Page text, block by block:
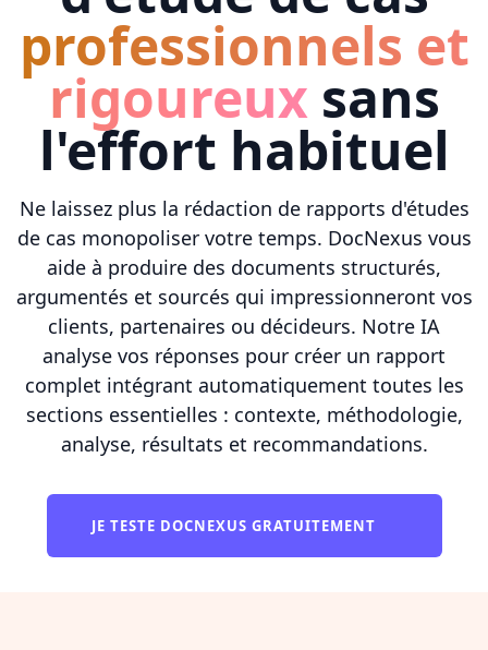
professionnels et
rigoureuxsans
l'effort habituel
Ne laissez plus la rédaction de rapports d'études
de cas monopoliser votre temps. DocNexus vous
aide à produire des documents structurés,
argumentés et sourcés qui impressionneront vos
clients, partenaires ou décideurs. Notre IA
analyse vos réponses pour créer un rapport
complet intégrant automatiquement toutes les
sections essentielles : contexte, méthodologie,
analyse, résultats et recommandations.
JE TESTE DOCNEXUS GRATUITEMENT